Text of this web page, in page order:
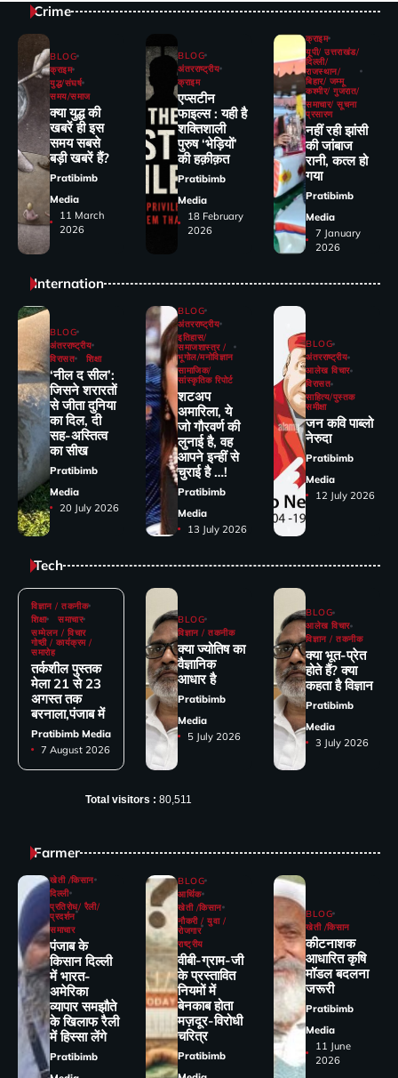
Crime
BLOG
क्राइम
युद्ध/संघर्ष
समय/समाज
क्या युद्ध की
खबरें ही इस
समय सबसे
बड़ी खबरें हैं?
Pratibimb
Media
11 March
2026
BLOG
अंतरराष्ट्रीय
क्राइम
एप्सटीन
फाइल्स : यही है
शक्तिशाली
पुरुष ‘भेड़ियों’
की हक़ीक़त
Pratibimb
Media
18 February
2026
क्राइम
यूपी/ उत्तराखंड/
दिल्ली/
राजस्थान/
बिहार/ जम्मू
कश्मीर/ गुजरात/
समाचार/ सूचना
प्रसारण
नहीं रही झांसी
की जांंबाज
रानी, कत्‍ल हो
गया
Pratibimb
Media
7 January
2026
Internation
BLOG
अंतरराष्ट्रीय
विरासत
शिक्षा
‘नील द सील’:
जिसने शरारतों
से जीता दुनिया
का दिल, दी
सह-अस्तित्व
का सीख
Pratibimb
Media
20 July 2026
BLOG
अंतरराष्ट्रीय
इतिहास/
समाजशास्त्र /
भूगोल/मनोविज्ञान
सामाजिक/
सांस्कृतिक रिपोर्ट
शटअप
अमारिला, ये
जो गौरवर्ण की
लुनाई है, वह
आपने इन्हीं से
चुराई है …!
Pratibimb
Media
13 July 2026
BLOG
अंतरराष्ट्रीय
आलेख विचार
विरासत
साहित्य/पुस्तक
समीक्षा
जन कवि पाब्लो
नेरुदा
Pratibimb
Media
12 July 2026
Tech
विज्ञान / तकनीक
शिक्षा
समाचार
सम्मेलन / विचार
गोष्ठी / कार्यक्रम /
समारोह
तर्कशील पुस्तक
मेला 21 से 23
अगस्त तक
बरनाला,पंजाब में
Pratibimb Media
7 August 2026
BLOG
विज्ञान / तकनीक
क्या ज्योतिष का
वैज्ञानिक
आधार है
Pratibimb
Media
5 July 2026
BLOG
आलेख विचार
विज्ञान / तकनीक
क्या भूत-प्रेत
होते हैं? क्या
कहता है विज्ञान
Pratibimb
Media
3 July 2026
Total visitors : 80,511
Farmer
खेती /किसान
दिल्ली
प्रतिरोध/ रैली/
प्रदर्शन
समाचार
पंजाब के
किसान दिल्ली
में भारत-
अमेरिका
व्यापार समझौते
के खिलाफ रैली
में हिस्सा लेंगे
Pratibimb
BLOG
आर्थिक
खेती /किसान
नौकरी / युवा /
रोजगार
राष्ट्रीय
वीबी-ग्राम-जी
के प्रस्तावित
नियमों में
बेनकाब होता
मज़दूर-विरोधी
चरित्र
Pratibimb
BLOG
खेती /किसान
कीटनाशक
आधारित कृषि
मॉडल बदलना
जरूरी
Pratibimb
Media
11 June
2026